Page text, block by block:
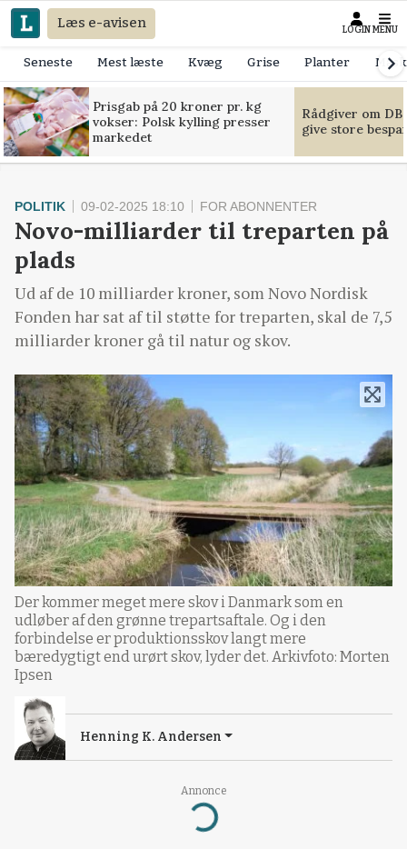
Læs e-avisen LOGIN MENU
Seneste Mest læste Kvæg Grise Planter
Prisgab på 20 kroner pr. kg
vokser: Polsk kylling presser
markedet
Rådgiver om
give store
Annonce
Loading...
POLITIK 09-02-2025 18:10 FOR ABONNENTER
Novo-milliarder til treparten på
plads
Ud af de 10 milliarder kroner, som Novo Nordisk
Fonden har sat af til støtte for treparten, skal de 7,5
milliarder kroner gå til natur og skov.
Der kommer meget mere skov i Danmark som en
udløber af den grønne trepartsaftale. Og i den
forbindelse er produktionsskov langt mere
bæredygtigt end urørt skov, lyder det. Arkivfoto: Morten
Ipsen
Henning K. Andersen